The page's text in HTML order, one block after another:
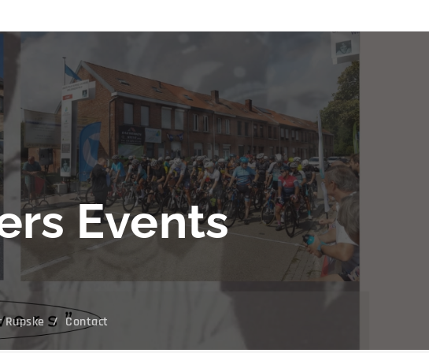
Events
Rupske Contact